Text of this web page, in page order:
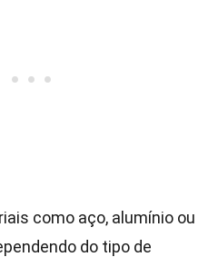
como aço, alumínio ou
do tipo de